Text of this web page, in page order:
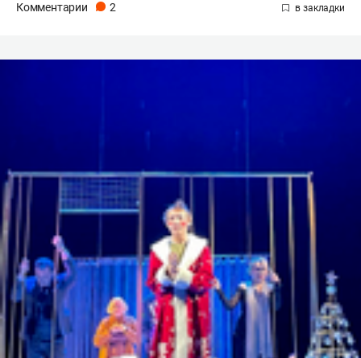
Комментарии 2